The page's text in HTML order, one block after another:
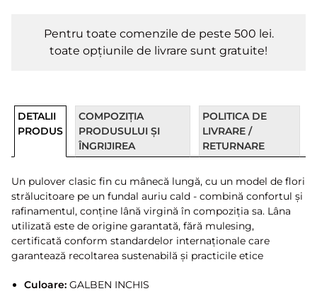
Pentru toate comenzile de peste 500 lei.
toate opțiunile de livrare sunt gratuite!
DETALII
PRODUS
COMPOZIȚIA
PRODUSULUI ȘI
ÎNGRIJIREA
POLITICA DE
LIVRARE /
RETURNARE
Un pulover clasic fin cu mânecă lungă, cu un model de flori
strălucitoare pe un fundal auriu cald - combină confortul și
rafinamentul, conține lână virgină în compoziția sa. Lâna
utilizată este de origine garantată, fără mulesing,
certificată conform standardelor internaționale care
garantează recoltarea sustenabilă și practicile etice
Culoare:GALBEN INCHIS